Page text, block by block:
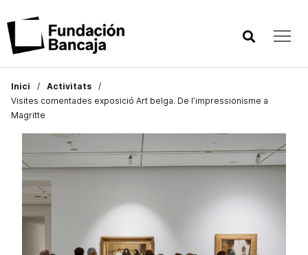
Inici
Activitats
Visites comentades exposició Art belga. De l’impressionisme a
Magritte